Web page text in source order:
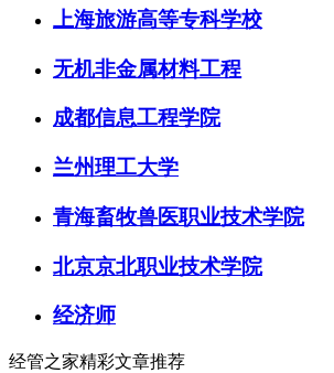
上海旅游高等专科学校
无机非金属材料工程
成都信息工程学院
兰州理工大学
青海畜牧兽医职业技术学院
北京京北职业技术学院
经济师
经管之家精彩文章推荐